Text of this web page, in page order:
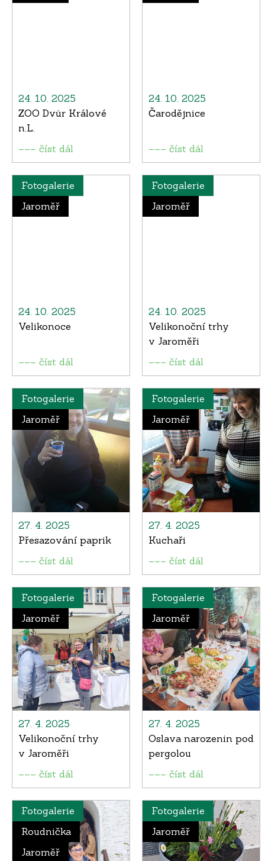
24. 10. 2025
ZOO Dvůr Králové
n.L.
––– číst dál
24. 10. 2025
Čarodějnice
––– číst dál
Fotogalerie
Jaroměř
24. 10. 2025
Velikonoce
––– číst dál
Fotogalerie
Jaroměř
24. 10. 2025
Velikonoční trhy
v Jaroměři
––– číst dál
Fotogalerie
Jaroměř
27. 4. 2025
Přesazování paprik
––– číst dál
Fotogalerie
Jaroměř
27. 4. 2025
Kuchaři
––– číst dál
Fotogalerie
Jaroměř
27. 4. 2025
Velikonoční trhy
v Jaroměři
––– číst dál
Fotogalerie
Jaroměř
27. 4. 2025
Oslava narozenin pod
pergolou
––– číst dál
Fotogalerie
Roudnička
Jaroměř
Fotogalerie
Jaroměř